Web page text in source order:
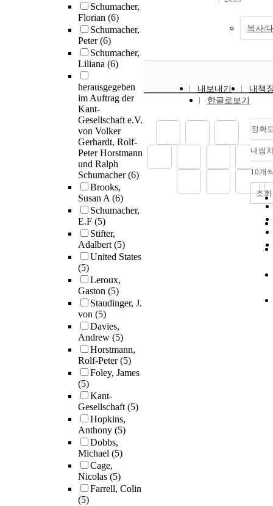
Schumacher,
Florian (6)
Schumacher,
Peter(6)
Schumacher,
Liliana (6)
herausgegeben
im Auftrag der
Kant-
Gesellschaft e.V.
von Volker
Gerhardt, Rolf-
Peter Horstmann
und Ralph
Schumacher(6)
Brooks,
Susan A(6)
Schumacher,
E.F (5)
Stifter,
Adalbert(5)
United States
(5)
Leroux,
Gaston (5)
Staudinger, J.
von (5)
Davies,
Andrew (5)
Horstmann,
Rolf-Peter(5)
Foley, James
(5)
Kant-
Gesellschaft(5)
Hopkins,
Anthony (5)
Dobbs,
Michael (5)
Cage,
Nicolas (5)
Farrell, Colin
(5)
복사/
내보내기
내책
한글로보기
정확
내림
10개
조회